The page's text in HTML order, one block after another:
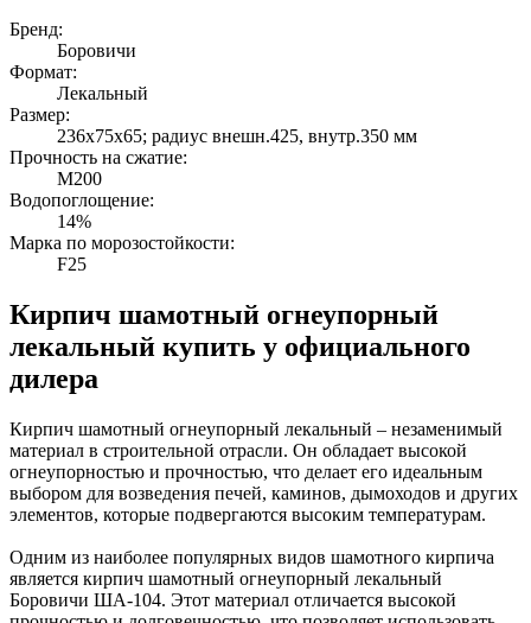
Бренд:
Боровичи
Формат:
Лекальный
Размер:
236х75х65; радиус внешн.425, внутр.350 мм
Прочность на сжатие:
М200
Водопоглощение:
14%
Марка по морозостойкости:
F25
Кирпич шамотный огнеупорный
лекальный купить у официального
дилера
Кирпич шамотный огнеупорный лекальный – незаменимый
материал в строительной отрасли. Он обладает высокой
огнеупорностью и прочностью, что делает его идеальным
выбором для возведения печей, каминов, дымоходов и других
элементов, которые подвергаются высоким температурам.
Одним из наиболее популярных видов шамотного кирпича
является кирпич шамотный огнеупорный лекальный
Боровичи ША-104. Этот материал отличается высокой